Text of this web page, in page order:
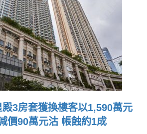
3房套獲換樓客以1,590萬元
價90萬元沽 帳蝕約1成